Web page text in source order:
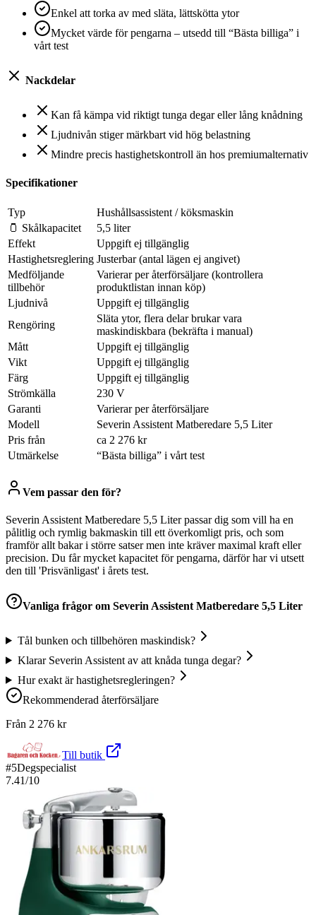
Enkel att torka av med släta, lättskötta ytor
Mycket värde för pengarna – utsedd till “Bästa billiga” i
vårt test
Nackdelar
Kan få kämpa vid riktigt tunga degar eller lång knådning
Ljudnivån stiger märkbart vid hög belastning
Mindre precis hastighetskontroll än hos premiumalternativ
Specifikationer
Typ
Hushållsassistent / köksmaskin
🫙 Skålkapacitet
5,5 liter
Effekt
Uppgift ej tillgänglig
Hastighetsreglering Justerbar (antal lägen ej angivet)
Medföljande
tillbehör
Varierar per återförsäljare (kontrollera
produktlistan innan köp)
Ljudnivå
Uppgift ej tillgänglig
Rengöring
Släta ytor, flera delar brukar vara
maskindiskbara (bekräfta i manual)
Mått
Uppgift ej tillgänglig
Vikt
Uppgift ej tillgänglig
Färg
Uppgift ej tillgänglig
Strömkälla
230 V
Garanti
Varierar per återförsäljare
Modell
Severin Assistent Matberedare 5,5 Liter
Pris från
ca 2 276 kr
Utmärkelse
“Bästa billiga” i vårt test
Vem passar den för?
Severin Assistent Matberedare 5,5 Liter passar dig som vill ha en
pålitlig och rymlig bakmaskin till ett överkomligt pris, och som
framför allt bakar i större satser men inte kräver maximal kraft eller
precision. Du får mycket kapacitet för pengarna, därför har vi utsett
den till 'Prisvänligast' i årets test.
Vanliga frågor om Severin Assistent Matberedare 5,5 Liter
Tål bunken och tillbehören maskindisk?
Klarar Severin Assistent av att knåda tunga degar?
Hur exakt är hastighetsregleringen?
Rekommenderad återförsäljare
Från 2 276 kr
Till butik
#5Degspecialist
7.41/10